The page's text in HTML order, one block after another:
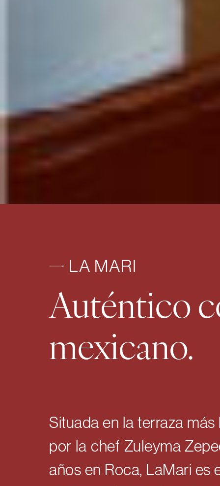
LA MARI
Auténtico
mexicano.
Situada en la terraza
por la chef Zuleyma
años en Roca, LaMari es